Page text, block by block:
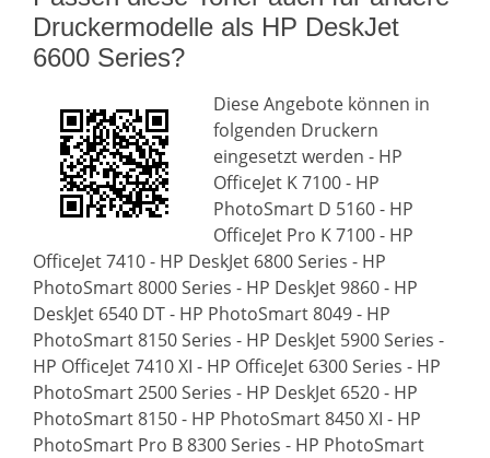
Druckermodelle als HP DeskJet
6600 Series?
Diese Angebote können in
folgenden Druckern
eingesetzt werden - HP
OfficeJet K 7100 - HP
PhotoSmart D 5160 - HP
OfficeJet Pro K 7100 - HP
OfficeJet 7410 - HP DeskJet 6800 Series - HP
PhotoSmart 8000 Series - HP DeskJet 9860 - HP
DeskJet 6540 DT - HP PhotoSmart 8049 - HP
PhotoSmart 8150 Series - HP DeskJet 5900 Series -
HP OfficeJet 7410 XI - HP OfficeJet 6300 Series - HP
PhotoSmart 2500 Series - HP DeskJet 6520 - HP
PhotoSmart 8150 - HP PhotoSmart 8450 XI - HP
PhotoSmart Pro B 8300 Series - HP PhotoSmart